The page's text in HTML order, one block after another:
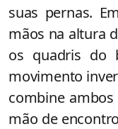
suas pernas.
mãos na altura
os quadris do
movimento
combine
mão de